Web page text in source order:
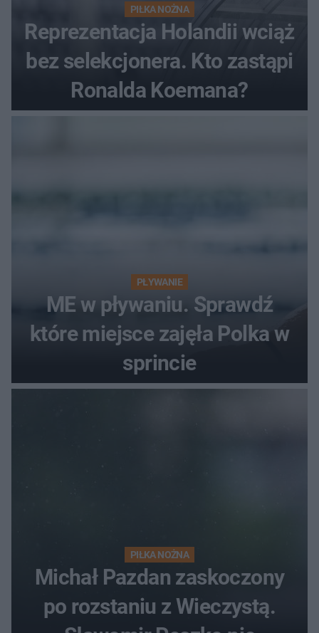
PIŁKA NOŻNA
Reprezentacja Holandii wciąż
bez selekcjonera. Kto zastąpi
Ronalda Koemana?
PŁYWANIE
ME w pływaniu. Sprawdź
które miejsce zajęła Polka w
sprincie
PIŁKA NOŻNA
Michał Pazdan zaskoczony
po rozstaniu z Wieczystą.